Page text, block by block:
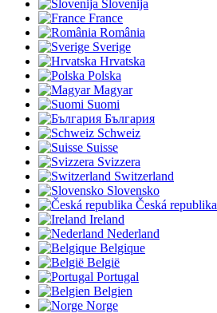
Slovenija
France
România
Sverige
Hrvatska
Polska
Magyar
Suomi
България
Schweiz
Suisse
Svizzera
Switzerland
Slovensko
Česká republika
Ireland
Nederland
Belgique
België
Portugal
Belgien
Norge